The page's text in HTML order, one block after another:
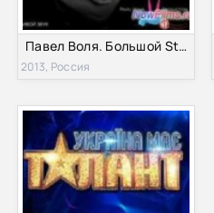
Павел Воля. Большой Stand Up / Концерт в театре эстрады (2013)
2013, Россия